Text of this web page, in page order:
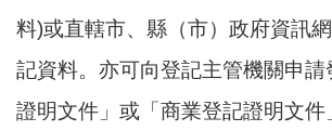
料)或直轄市、縣（市）政府資訊
記資料。亦可向登記主管機關申
證明文件」或「商業登記證明文件